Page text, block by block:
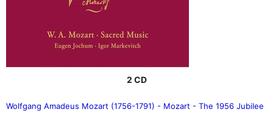
2 CD
Wolfgang Amadeus Mozart (1756-1791) - Mozart - The 1956 Jubilee